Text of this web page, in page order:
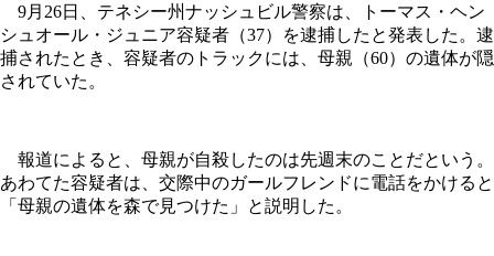
9月26日、テネシー州ナッシュビル警察は、トーマス・ヘン
シュオール・ジュニア容疑者（37）を逮捕したと発表した。逮
捕されたとき、容疑者のトラックには、母親（60）の遺体が隠
されていた。
報道によると、母親が自殺したのは先週末のことだという。
あわてた容疑者は、交際中のガールフレンドに電話をかけると
「母親の遺体を森で見つけた」と説明した。